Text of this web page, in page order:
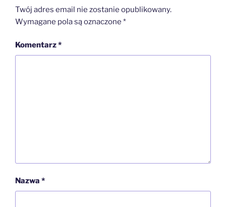
Twój adres email nie zostanie opublikowany.
Wymagane pola są oznaczone *
Komentarz*
Nazwa *